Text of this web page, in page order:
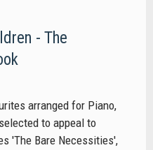
- The
arranged for Piano,
to appeal to
'The Bare Necessities',